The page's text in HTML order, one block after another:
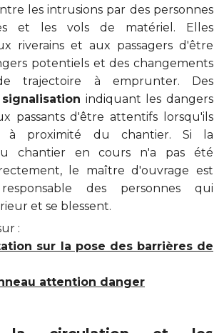
les intrusions par des personnes
et les vols de matériel. Elles
riverains et aux passagers d'être
potentiels et des changements
trajectoire à emprunter. Des
indiquant les dangers
passants d'être attentifs lorsqu'ils
à proximité du chantier. Si la
chantier en cours n'a pas été
le maître d'ouvrage est
des personnes qui
et se blessent.
:
sur la pose des barrières de
attention danger